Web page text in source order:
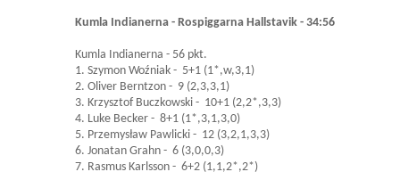
Kumla Indianerna - Rospiggarna Hallstavik - 34:56
Kumla Indianerna - 56 pkt.
1. Szymon Woźniak - 5+1 (1*,w,3,1)
2. Oliver Berntzon - 9 (2,3,3,1)
3. Krzysztof Buczkowski - 10+1 (2,2*,3,3)
4. Luke Becker - 8+1 (1*,3,1,3,0)
5. Przemysław Pawlicki - 12 (3,2,1,3,3)
6. Jonatan Grahn - 6 (3,0,0,3)
7. Rasmus Karlsson - 6+2 (1,1,2*,2*)